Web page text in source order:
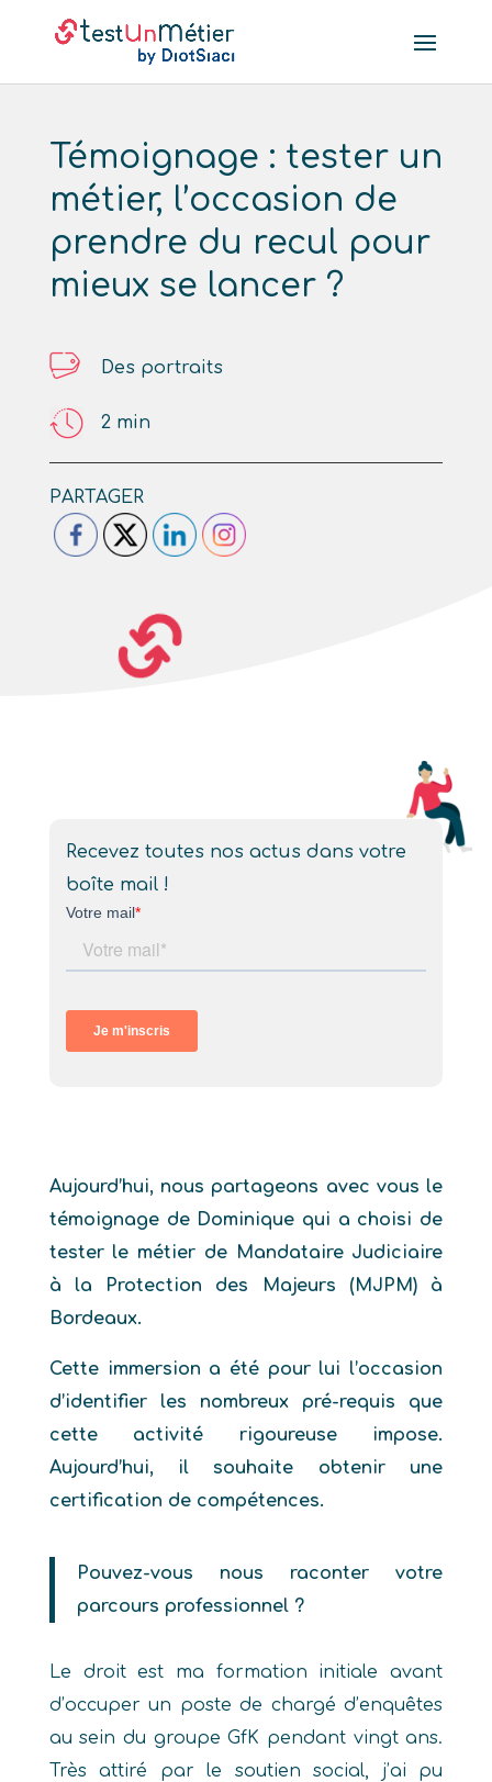
Témoignage : tester un
métier, l’occasion de
prendre du recul pour
mieux se lancer ?
Des portraits
2min
PARTAGER
Recevez toutes nos actus dans votre
boîte mail !
Aujourd’hui, nous partageons avec vous le
témoignage de Dominique qui a choisi de
tester le métier de Mandataire Judiciaire
à la Protection des Majeurs (MJPM) à
Bordeaux.
Cette immersion a été pour lui l’occasion
d’identifier les nombreux pré-requis que
cette activité rigoureuse impose.
Aujourd’hui, il souhaite obtenir une
certification de compétences.
Pouvez-vous nous raconter votre
parcours professionnel ?
Le droit est ma formation initiale avant
d’occuper un poste de chargé d’enquêtes
au sein du groupe GfK pendant vingt ans.
Très attiré par le soutien social, j’ai pu